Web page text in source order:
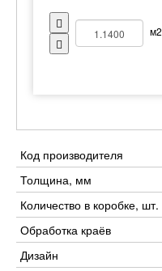
м2
Код производителя
Толщина, мм
Количество в коробке, шт.
Обработка краёв
Дизайн